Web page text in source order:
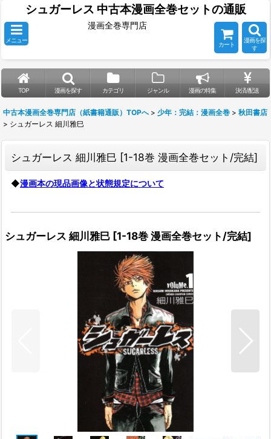
シュガーレス 中古本漫画全巻セットの通販
メニュー
漫画全巻専門店
カート
漫画を探
す
TOP 漫画を探す カテゴリ ジャンル 漫画の特集 決済/配送
中古本漫画全巻専門店（紙書籍通販）TOPへ > 少年：完結：漫画全巻 > 秋田書店
> シュガーレス 細川雅巳
シュガーレス 細川雅巳 [1-18巻 漫画全巻セット/完結]
◆漫画本の現品画像と状態規定について
シュガーレス 細川雅巳 [1-18巻 漫画全巻セット/完結]